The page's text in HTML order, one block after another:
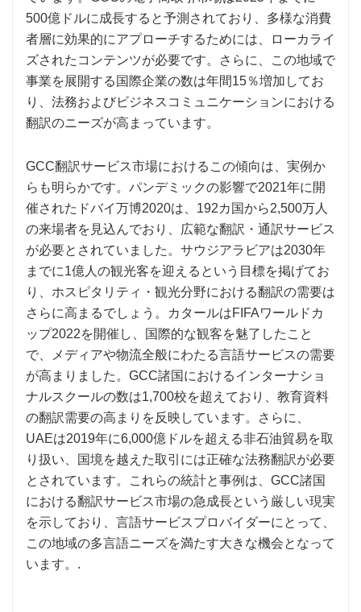
500億ドルに成長すると予測されており、多様な消費
者層に効果的にアプローチするためには、ローカライ
ズされたコンテンツが必要です。さらに、この地域で
事業を展開する国際企業の数は年間15％増加してお
り、法務およびビジネスコミュニケーションにおける
翻訳のニーズが高まっています。
GCC翻訳サービス市場におけるこの傾向は、実例か
らも明らかです。パンデミックの影響で2021年に開
催されたドバイ万博2020は、192カ国から2,500万人
の来場者を見込んでおり、広範な翻訳・通訳サービス
が必要とされていました。サウジアラビアは2030年
までに1億人の観光客を迎えるという目標を掲げてお
り、ホスピタリティ・観光分野における翻訳の需要は
さらに高まるでしょう。カタールはFIFAワールドカ
ップ2022を開催し、国際的な観客を魅了したこと
で、メディアや物流全般にわたる言語サービスの需要
が高まりました。GCC諸国におけるインターナショ
ナルスクールの数は1,700校を超えており、教育資料
の翻訳需要の高まりを反映しています。さらに、
UAEは2019年に6,000億ドルを超える非石油貿易を取
り扱い、国境を越えた取引には正確な法務翻訳が必要
とされています。これらの統計と事例は、GCC諸国
における翻訳サービス市場の急成長という厳しい現実
を示しており、言語サービスプロバイダーにとって、
この地域の多言語ニーズを満たす大きな機会となって
います。.